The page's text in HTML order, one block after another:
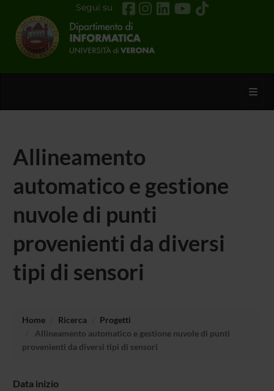
Segui su
Allineamento
automatico e gestione
nuvole di punti
provenienti da diversi
tipi di sensori
Home Ricerca
Progetti
Allineamento automatico e gestione nuvole di punti
provenienti da diversi tipi di sensori
Data inizio